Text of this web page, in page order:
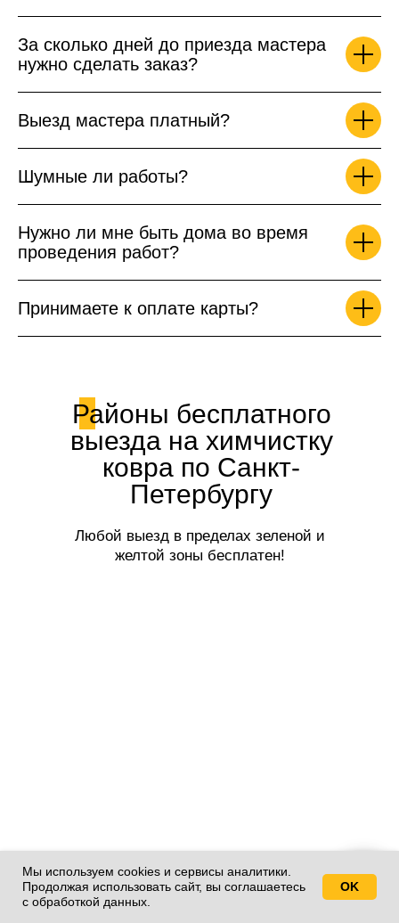
Свяжитесь с нами!
Мы используем cookies и сервисы аналитики.
Продолжая использовать сайт, вы соглашаетесь
с обработкой данных.
OK
За сколько дней до приезда мастера
нужно сделать заказ?
Выезд мастера платный?
Шумные ли работы?
Нужно ли мне быть дома во время
проведения работ?
Принимаете к оплате карты?
Районы бесплатного
выезда на химчистку
ковра по Санкт-
Петербургу
Любой выезд в пределах зеленой и
желтой зоны бесплатен!